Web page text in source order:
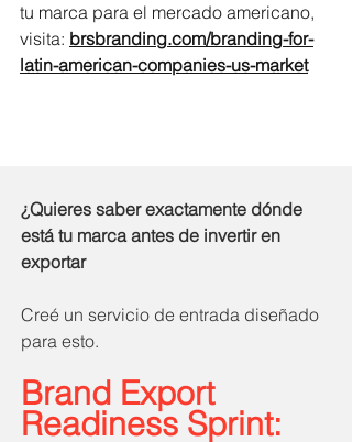
tu marca para el mercado americano,
visita: brsbranding.com/branding-for-
latin-american-companies-us-market
¿Quieres saber exactamente dónde
está tu marca antes de invertir en
exportar
Creé un servicio de entrada diseñado
para esto.
Brand Export
Readiness Sprint: